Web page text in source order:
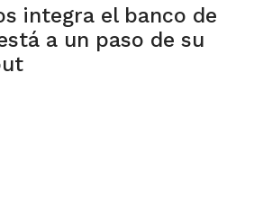
integra el banco de
a un paso de su